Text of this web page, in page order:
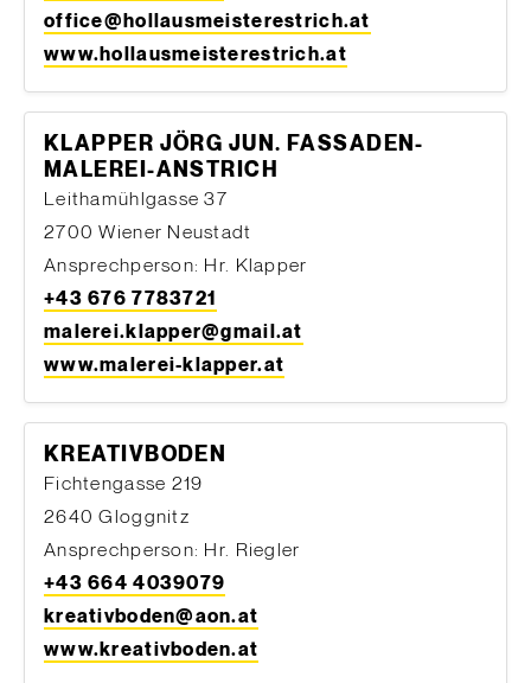
office@hollausmeisterestrich.at
www.hollausmeisterestrich.at
KLAPPER JÖRG JUN. FASSADEN-
MALEREI-ANSTRICH
Leithamühlgasse 37
2700 Wiener Neustadt
Ansprechperson: Hr. Klapper
+43 676 7783721
malerei.klapper@gmail.at
www.malerei-klapper.at
KREATIVBODEN
Fichtengasse 219
2640 Gloggnitz
Ansprechperson: Hr. Riegler
+43 664 4039079
kreativboden@aon.at
www.kreativboden.at